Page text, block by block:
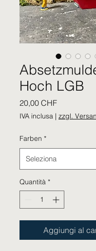
Hoch LGB
20,00 CHFPrezzo
IVA inclusa | zzgl.
Farben *
Quantità *
Aggiungi al